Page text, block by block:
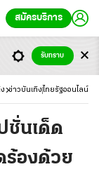
สมัครบริการ
ข่าวบันเทิง ไทยรัฐออนไลน์
ชั่นเด็ด
ร้องด้วย
รับทราบ